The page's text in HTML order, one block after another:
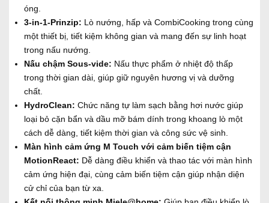
óng.
3-in-1-Prinzip: Lò nướng, hấp và CombiCooking trong cùng
một thiết bị, tiết kiệm không gian và mang đến sự linh hoạt
trong nấu nướng.
Nấu chậm Sous-vide: Nấu thực phẩm ở nhiệt độ thấp
trong thời gian dài, giúp giữ nguyên hương vị và dưỡng
chất.
HydroClean: Chức năng tự làm sạch bằng hơi nước giúp
loại bỏ cặn bẩn và dầu mỡ bám dính trong khoang lò một
cách dễ dàng, tiết kiệm thời gian và công sức vệ sinh.
Màn hình cảm ứng M Touch với cảm biến tiệm cận
MotionReact: Dễ dàng điều khiển và thao tác với màn hình
cảm ứng hiện đại, cùng cảm biến tiệm cận giúp nhận diện
cử chỉ của bạn từ xa.